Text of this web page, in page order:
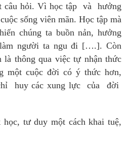
câu hỏi. Vì học tập và hưởng
sống viên mãn. Học tập mà
chúng ta buồn nản, hưởng
người ta ngu đi [….]. Còn
là thông qua việc tự nhận thức
một cuộc đời có ý thức hơn,
huy các xung lực của đời
tư duy một cách khai tuệ,